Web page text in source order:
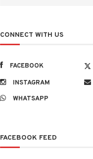
CONNECT WITH US
FACEBOOK
INSTAGRAM
WHATSAPP
FACEBOOK FEED